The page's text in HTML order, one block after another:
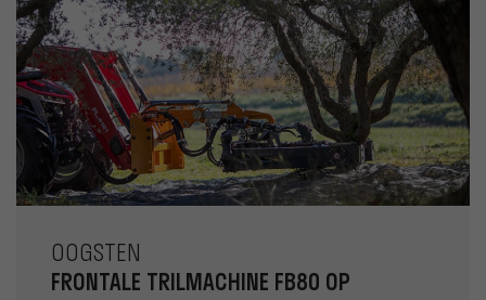
OOGSTEN
FRONTALE TRILMACHINE FB80 OP